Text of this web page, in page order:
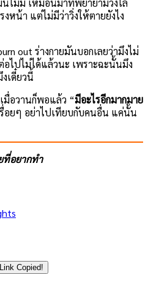
นไม่มี เหมือนม้าที่พยายามวิ่งไล่
หน้า แต่ไม่มีว่าวิ่งให้ตายยังไง
out ร่างกายมันบอกเลยว่ามึงไม่
ไปไม่ได้แล้วนะ เพราะฉะนั้นมึง
เดี๋ยวนี้
เมื่อวานก็พอแล้ว “มีอะไรอีกมากมาย
รื่อยๆ อย่าไปเทียบกับคนอื่น แค่นั้น
ที่อยากทำ
Link Copied!